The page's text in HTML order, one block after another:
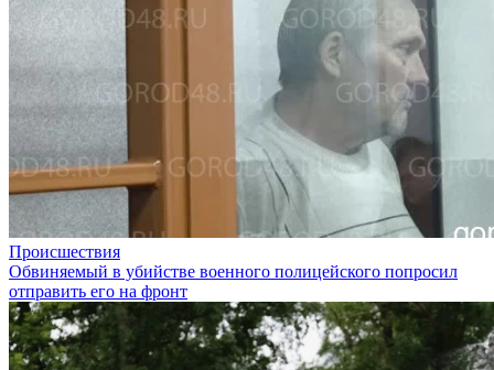
Происшествия
Обвиняемый в убийстве военного полицейского попросил
отправить его на фронт